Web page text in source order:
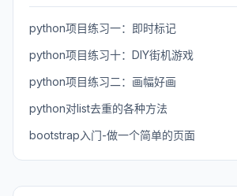
python项目练习一：即时标记
python项目练习十：DIY街机游戏
python项目练习二：画幅好画
python对list去重的各种方法
bootstrap入门-做一个简单的页面